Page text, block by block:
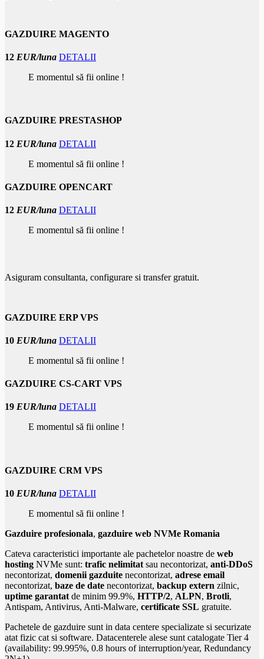
GAZDUIRE MAGENTO
12 EUR/luna DETALII
E momentul să fii online !
GAZDUIRE PRESTASHOP
12 EUR/luna DETALII
E momentul să fii online !
GAZDUIRE OPENCART
12 EUR/luna DETALII
E momentul să fii online !
Asiguram consultanta, configurare si transfer gratuit.
GAZDUIRE ERP VPS
10 EUR/luna DETALII
E momentul să fii online !
GAZDUIRE CS-CART VPS
19 EUR/luna DETALII
E momentul să fii online !
GAZDUIRE CRM VPS
10 EUR/luna DETALII
E momentul să fii online !
Gazduire profesionala, gazduire web NVMe Romania
Cateva caracteristici importante ale pachetelor noastre de web
hosting NVMe sunt: trafic nelimitat sau necontorizat, anti-DDoS
necontorizat, domenii gazduite necontorizat, adrese email
necontorizat, baze de date necontorizat, backup extern zilnic,
uptime garantat de minim 99.9%, HTTP/2, ALPN, Brotli,
Antispam, Antivirus, Anti-Malware, certificate SSL gratuite.
Pachetele de gazduire sunt in data centere specializate si securizate
atat fizic cat si software. Datacenterele alese sunt catalogate Tier 4
(availability: 99.995%, 0.8 hours of interruption/year, Redundancy